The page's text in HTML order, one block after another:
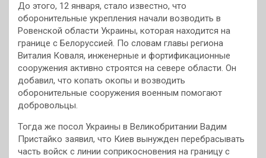
До этого, 12 января, стало известно, что
оборонительные укрепления начали возводить в
Ровенской области Украины, которая находится на
границе с Белоруссией. По словам главы региона
Виталия Коваля, инженерные и фортификационные
сооружения активно строятся на севере области. Он
добавил, что копать окопы и возводить
оборонительные сооружения военным помогают
добровольцы.
Тогда же посол Украины в Великобритании Вадим
Пристайко заявил, что Киев вынужден перебрасывать
часть войск с линии соприкосновения на границу с